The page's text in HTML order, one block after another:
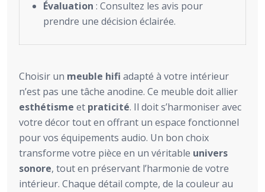
Évaluation : Consultez les avis pour
prendre une décision éclairée.
Choisir un meuble hifi adapté à votre intérieur
n’est pas une tâche anodine. Ce meuble doit allier
esthétisme et praticité. Il doit s’harmoniser avec
votre décor tout en offrant un espace fonctionnel
pour vos équipements audio. Un bon choix
transforme votre pièce en un véritable univers
sonore, tout en préservant l’harmonie de votre
intérieur. Chaque détail compte, de la couleur au